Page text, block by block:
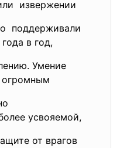
извержении
поддерживали
в год,
Умение
огромным
усвояемой,
от врагов